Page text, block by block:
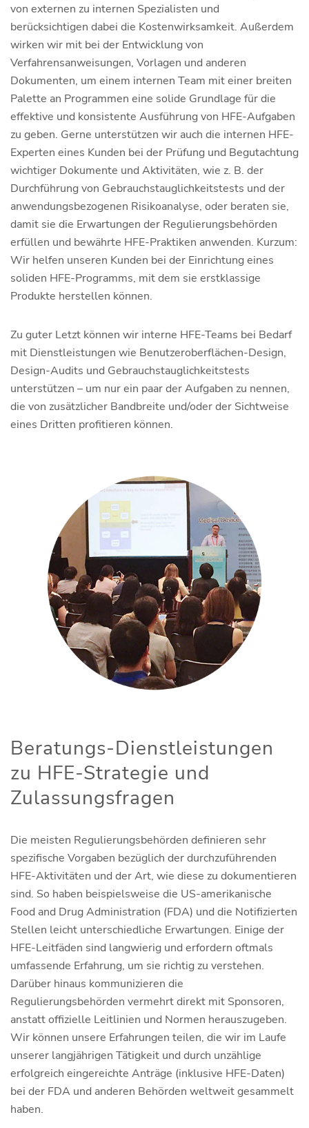
von externen zu internen Spezialisten und
berücksichtigen dabei die Kostenwirksamkeit. Außerdem
wirken wir mit bei der Entwicklung von
Verfahrensanweisungen, Vorlagen und anderen
Dokumenten, um einem internen Team mit einer breiten
Palette an Programmen eine solide Grundlage für die
effektive und konsistente Ausführung von HFE-Aufgaben
zu geben. Gerne unterstützen wir auch die internen HFE-
Experten eines Kunden bei der Prüfung und Begutachtung
wichtiger Dokumente und Aktivitäten, wie z. B. der
Durchführung von Gebrauchstauglichkeitstests und der
anwendungsbezogenen Risikoanalyse, oder beraten sie,
damit sie die Erwartungen der Regulierungsbehörden
erfüllen und bewährte HFE-Praktiken anwenden. Kurzum:
Wir helfen unseren Kunden bei der Einrichtung eines
soliden HFE-Programms, mit dem sie erstklassige
Produkte herstellen können.
Zu guter Letzt können wir interne HFE-Teams bei Bedarf
mit Dienstleistungen wie Benutzeroberflächen-Design,
Design-Audits und Gebrauchstauglichkeitstests
unterstützen – um nur ein paar der Aufgaben zu nennen,
die von zusätzlicher Bandbreite und/oder der Sichtweise
eines Dritten profitieren können.
Beratungs-Dienstleistungen
zu HFE-Strategie und
Zulassungsfragen
Die meisten Regulierungsbehörden definieren sehr
spezifische Vorgaben bezüglich der durchzuführenden
HFE-Aktivitäten und der Art, wie diese zu dokumentieren
sind. So haben beispielsweise die US-amerikanische
Food and Drug Administration (FDA) und die Notifizierten
Stellen leicht unterschiedliche Erwartungen. Einige der
HFE-Leitfäden sind langwierig und erfordern oftmals
umfassende Erfahrung, um sie richtig zu verstehen.
Darüber hinaus kommunizieren die
Regulierungsbehörden vermehrt direkt mit Sponsoren,
anstatt offizielle Leitlinien und Normen herauszugeben.
Wir können unsere Erfahrungen teilen, die wir im Laufe
unserer langjährigen Tätigkeit und durch unzählige
erfolgreich eingereichte Anträge (inklusive HFE-Daten)
bei der FDA und anderen Behörden weltweit gesammelt
haben.